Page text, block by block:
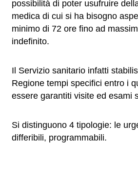
possibilità di poter usufruire
medica di cui si ha bisogno
minimo di 72 ore fino ad
indefinito.
Il Servizio sanitario infatti
Regione tempi specifici entro i
essere garantiti visite ed esami
Si distinguono 4 tipologie: le
differibili, programmabili.